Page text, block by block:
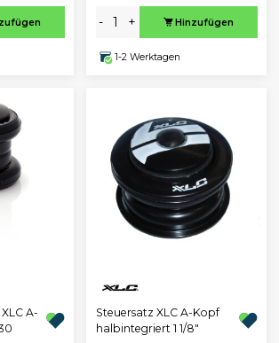
- + Hinzufügen
1-2 Werktagen
A-
Steuersatz XLC A-Kopf
halbintegriert 1 1/8"